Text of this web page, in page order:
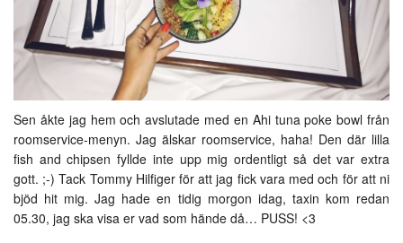
Sen åkte jag hem och avslutade med en Ahi tuna poke bowl från
roomservice-menyn. Jag älskar roomservice, haha! Den där lilla
fish and chipsen fyllde inte upp mig ordentligt så det var extra
gott. ;-) Tack Tommy Hilfiger för att jag fick vara med och för att ni
bjöd hit mig. Jag hade en tidig morgon idag, taxin kom redan
05.30, jag ska visa er vad som hände då… PUSS! <3